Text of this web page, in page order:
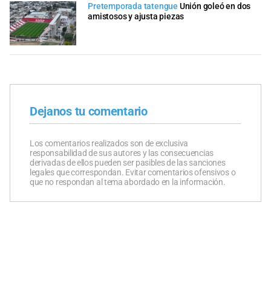
Pretemporada tatengue Unión goleó en dos
amistosos y ajusta piezas
Dejanos tu comentario
Los comentarios realizados son de exclusiva
responsabilidad de sus autores y las consecuencias
derivadas de ellos pueden ser pasibles de las sanciones
legales que correspondan. Evitar comentarios ofensivos o
que no respondan al tema abordado en la información.